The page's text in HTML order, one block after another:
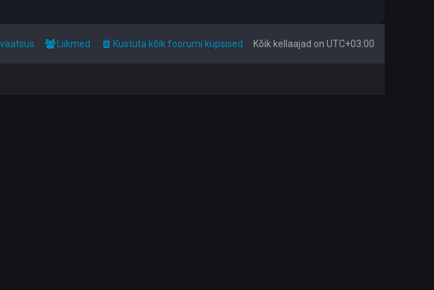
Kõik kellaajad on UTC+03:00
Kustuta kõik foorumi küpsised
Liikmed